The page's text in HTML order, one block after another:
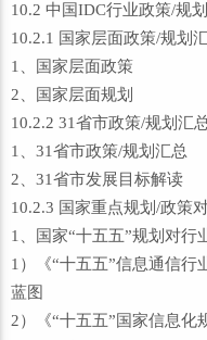
10.2 中国IDC行业政策/规
10.2.1 国家层面政策/规划
1、国家层面政策
2、国家层面规划
10.2.2 31省市政策/规划汇
1、31省市政策/规划汇总
2、31省市发展目标解读
10.2.3 国家重点规划/政策
1、国家“十五五”规划对行
1）《“十五五”信息通信行
蓝图
2）《“十五五”国家信息化